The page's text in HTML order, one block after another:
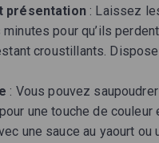
présentation: Laissez
pour qu’ils
croustillants.
: Vous pouvez
une touche de couleur
une sauce au yaourt ou